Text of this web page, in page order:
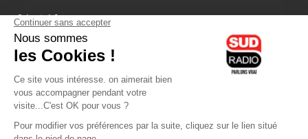
fiducial.fr
lyoncapitale.fr
olympique-et-lyonnais.com
L'application Iphone / Android
Téléchargez l'application